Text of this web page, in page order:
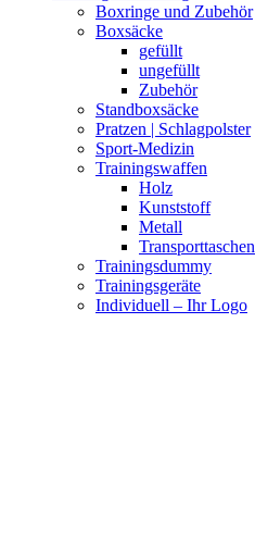
Boxringe und Zubehör
Boxsäcke
gefüllt
ungefüllt
Zubehör
Standboxsäcke
Pratzen | Schlagpolster
Sport-Medizin
Trainingswaffen
Holz
Kunststoff
Metall
Transporttaschen
Trainingsdummy
Trainingsgeräte
Individuell – Ihr Logo